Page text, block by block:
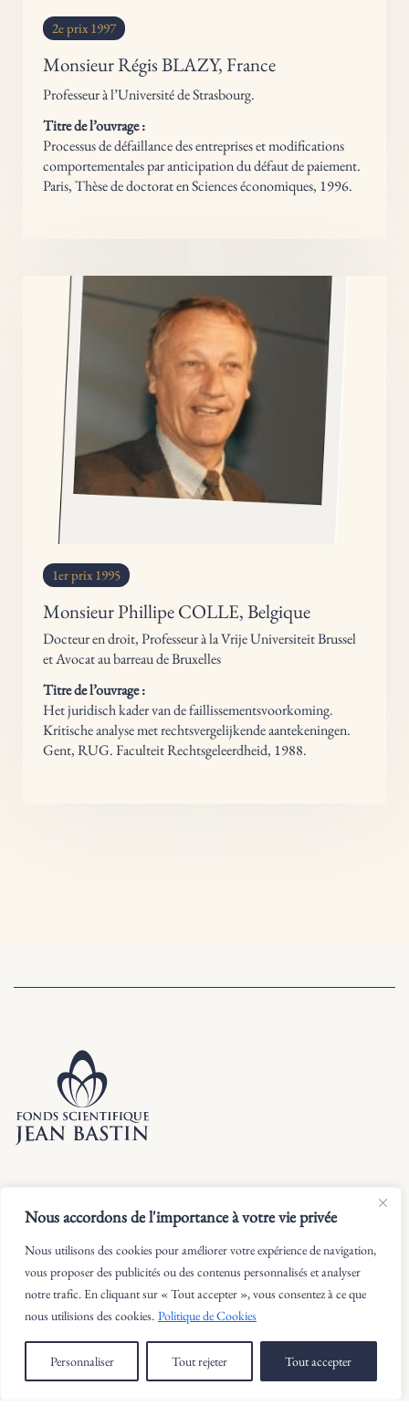
Nous accordons de l'importance à votre vie privée
Nous utilisons des cookies pour améliorer votre expérience de navigation,
vous proposer des publicités ou des contenus personnalisés et analyser
notre trafic. En cliquant sur « Tout accepter », vous consentez à ce que
nous utilisions des cookies. Politique de Cookies
Personnaliser Tout rejeter Tout accepter
2e prix 1997
Monsieur Régis BLAZY, France
Professeur à l’Université de Strasbourg.
Titre de l’ouvrage :
Processus de défaillance des entreprises et modifications
comportementales par anticipation du défaut de paiement.
Paris, Thèse de doctorat en Sciences économiques, 1996.
1er prix 1995
Monsieur Phillipe COLLE, Belgique
Docteur en droit, Professeur à la Vrije Universiteit Brussel
et Avocat au barreau de Bruxelles
Titre de l’ouvrage :
Het juridisch kader van de faillissementsvoorkoming.
Kritische analyse met rechtsvergelijkende aantekeningen.
Gent, RUG. Faculteit Rechtsgeleerdheid, 1988.
Présentation
Réglement
Conseil d’administration
Contactez-nous